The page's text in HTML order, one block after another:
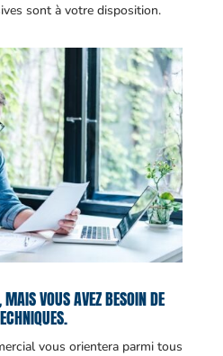
sont à votre disposition.
VOUS AVEZ BESOIN DE
vous orientera parmi tous